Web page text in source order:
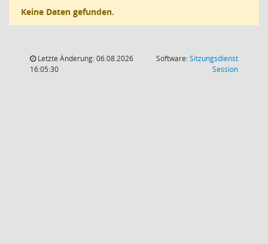
Keine Daten gefunden.
Letzte Änderung: 06.08.2026
16:05:30
Software:Sitzungsdienst
Session(Wird in